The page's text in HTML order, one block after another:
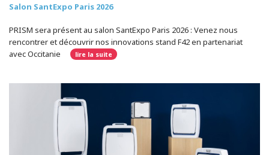
Salon SantExpo Paris 2026
PRISM sera présent au salon SantExpo Paris 2026 : Venez nous
rencontrer et découvrir nos innovations stand F42 en partenariat
avec Occitanie
lire la suite